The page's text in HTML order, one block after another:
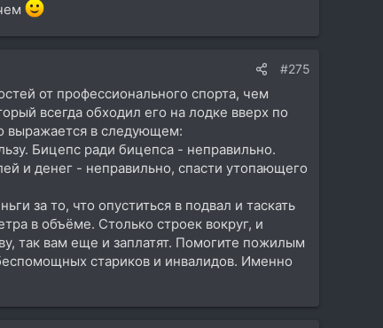
#275
от профессионального спорта, чем
всегда обходил его на лодке вверх по
выражается в следующем:
Бицепс ради бицепса - неправильно.
и денег - неправильно, спасти утопающего
за то, что опуститься в подвал и таскать
в объёме. Столько строек вокруг, и
так вам еще и заплатят. Помогите пожилым
стариков и инвалидов. Именно